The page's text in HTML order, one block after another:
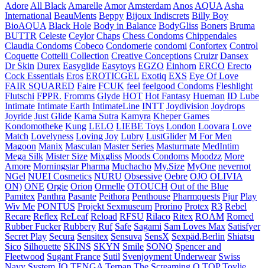
Adore All Black Amarelle Amor Amsterdam Anos AQUA Asha
International BeauMents Beppy Bijoux Indiscrets Billy Boy
BioAQUA Black Hole Body in Balance BodyGliss Boners Bruma
BUTTR Celeste Ceylor Chaps Chess Condoms Chippendales
Claudia Condoms Cobeco Condomerie condomi Confortex Control
Coquette Cottelli Collection Creative Conceptions Cruizr Dansex
Dr Skin Durex Easyglide Easytoys EGZO Einhorn ERCO Erecto
Cock Essentials Eros EROTICGEL Exotiq EXS Eye Of Love
FAIR SQUARED Faire FCUK feel feelgood Condoms Fleshlight
Flutschi FPPR. Fromms Glyde HOT Hot Fantasy Hueman ID Lube
Intimate Intimate Earth IntimateLine INTT Joydivision Joydrops
Joyride Just Glide Kama Sutra Kamyra Kheper Games
Kondomotheke Kung LELO LIEBE Toys London Loovara Love
Match Lovelyness Loving Joy Lubry LustGlider M For Men
Magoon Manix Masculan Master Series Masturmate MedIntim
Mega Silk Mister Size Mixgliss Moods Condoms Moodzz More
Amore Morningstar Pharma Muchacho My.Size MyOne nevernot
NGel NUEI Cosmetics NURU Obsessive Oebre OJO OLIVIA
ON) ONE Orgie Orion Ormelle OTOUCH Out of the Blue
Pamitex Panthra Pasante Peithora Penthouse Pharmquests Pjur Play
Wiv Me PONTUS Projekt Sexmuseum Prorino Protex R3 Rebel
Recare Reflex ReLeaf Reload RFSU Rilaco Ritex ROAM Romed
Rubber Fucker Rubbery Ruf Safe Sagami Sam Loves Max Satisfyer
Secret Play Secura Sensitex Sensuva SensX Sexpäd.Berlin Shiatsu
Sico Silhouette SKINS SKYN Smile SONO Spencer and
Fleetwood Sugant France Sutil Svenjoyment Underwear Swiss